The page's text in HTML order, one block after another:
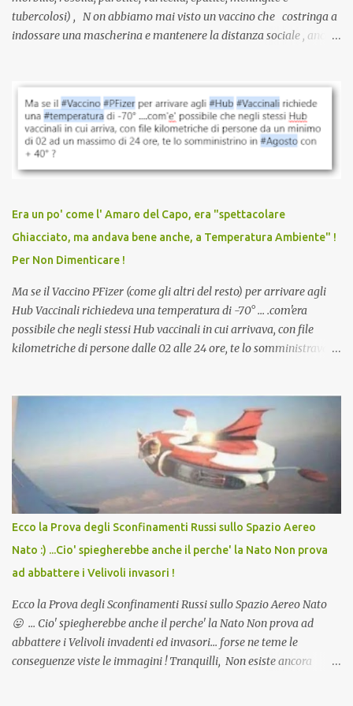
tubercolosi) , N on abbiamo mai visto un vaccino che costringa a
indossare una mascherina e mantenere la distanza sociale , anche
vaccinazione. Non avevamo mai sentito parlare di ricompense,
sconti, incentivi per vaccinarsi. Non avevamo mai visto
discriminazioni per coloro che non l’hanno fatto. Se non sei stato
vaccinato, nessuno aveva prima cercato di farti sentire una
persona cattiva. Non avevamo mai visto un vaccino che minacci le
vaccino usato per minacciare i mezzi di sussistenza, il lavoro o la
scuola. Non avevamo mai visto un vaccino che permettesse a un
dodicenne di ignorare il consenso dei genitori. Dopo tutti i vaccini
che abbiamo elencato sopra...
Era un po' come l' Amaro del Capo, era "spettacolare
Ghiacciato, ma andava bene anche, a Temperatura Ambiente" !
Per Non Dimenticare !
Ma se il Vaccino PFizer (come gli altri del resto) per arrivare agli
Hub Vaccinali richiedeva una temperatura di -70° ... .com'era
possibile che negli stessi Hub vaccinali in cui arrivava, con file
kilometriche di persone dalle 02 alle 24 ore, te lo somministravano
Vaccino come: l' Amaro del Capo, era "spettacolare Ghiacciato, ma
andava bene anche, a Temperatura Ambiente"! Riproponiamo
l'articolo per NON Dimenticare!
Ecco la Prova degli Sconfinamenti Russi sullo Spazio Aereo
Nato :) ...Cio' spiegherebbe anche il perche' la Nato Non prova
ad abbattere i Velivoli invasori !
Ecco la Prova degli Sconfinamenti Russi sullo Spazio Aereo Nato
😛 ... Cio' spiegherebbe anche il perche' la Nato Non prova ad
abbattere i Velivoli invadenti ed invasori... forse ne teme le
conseguenze viste le immagini ! Tranquilli, Non esiste ancora